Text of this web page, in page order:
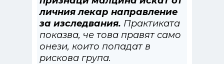
личния лекар направление
за изследвания. Практиката
показва, че това правят само
онези, които попадат в
рискова група.